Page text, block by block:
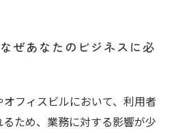
提供するための夜間清掃の
るための総まとめ：施設を
ぜあなたのビジネスに必
フィスビルにおいて、利用者
ため、業務に対する影響が少